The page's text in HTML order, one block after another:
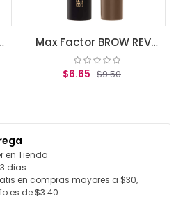
Max Factor BROW REVIVAL, 002 Soft Brown
$9.50
en Tienda
dias
en compras mayores a $30,
es de $3.40